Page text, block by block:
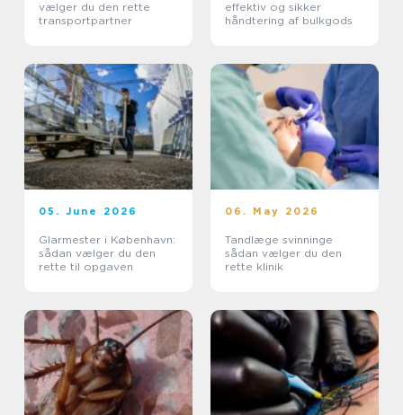
vælger du den rette
transportpartner
effektiv og sikker
håndtering af bulkgods
05. June 2026
Glarmester i København:
sådan vælger du den
rette til opgaven
06. May 2026
Tandlæge svinninge
sådan vælger du den
rette klinik